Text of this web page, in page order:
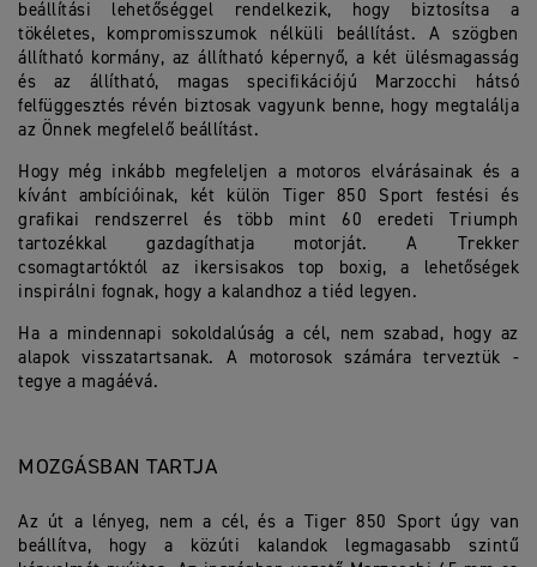
beállítási lehetőséggel rendelkezik, hogy biztosítsa a
tökéletes, kompromisszumok nélküli beállítást. A szögben
állítható kormány, az állítható képernyő, a két ülésmagasság
és az állítható, magas specifikációjú Marzocchi hátsó
felfüggesztés révén biztosak vagyunk benne, hogy megtalálja
az Önnek megfelelő beállítást.
Hogy még inkább megfeleljen a motoros elvárásainak és a
kívánt ambícióinak, két külön Tiger 850 Sport festési és
grafikai rendszerrel és több mint 60 eredeti Triumph
tartozékkal gazdagíthatja motorját. A Trekker
csomagtartóktól az ikersisakos top boxig, a lehetőségek
inspirálni fognak, hogy a kalandhoz a tiéd legyen.
Ha a mindennapi sokoldalúság a cél, nem szabad, hogy az
alapok visszatartsanak. A motorosok számára terveztük -
tegye a magáévá.
MOZGÁSBAN TARTJA
Az út a lényeg, nem a cél, és a Tiger 850 Sport úgy van
beállítva, hogy a közúti kalandok legmagasabb szintű